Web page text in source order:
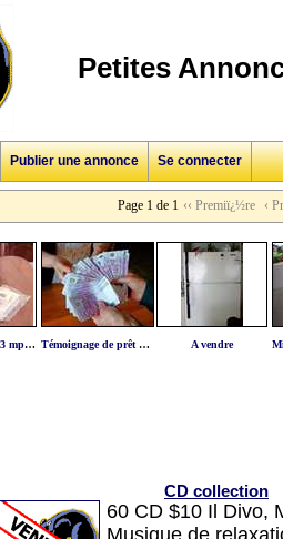
Petites
Publier une annonce Se connecter
Page 1 de 1 ‹‹ Premiï¿½re ‹
Nikon d800 36.3 mp digital slr camera Témoignage de prêt recu sans aucun frais a l'avanc A vendre
CD collection
60 CD $10 Il Divo,
Musique de